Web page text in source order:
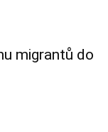
migrantů do